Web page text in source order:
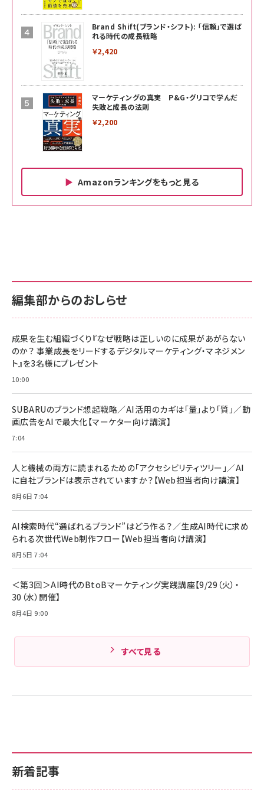
Brand Shift(ブランド・シフト): 「信頼」で選ば
れる時代の成長戦略
￥2,420
マーケティングの真実 P&G・グリコで学んだ
失敗と成長の法則
￥2,200
Amazonランキングをもっと見る
￥880
anan(アンアン)2026/06/24号 No.2500増刊
スペシャルエディション[王道エンタメの矜持／
￥1,100
anan(アンアン)2026/07/08号 No.2502[2026
￥880
ママ投資家が育休中に１億貯めた株式投資
組織の成果を最大化する ルールのデザイン
￥1,980
Amazonランキングをもっと見る
サポート正規品 メーカー保証5年 KLMEA128G
NIMASO ガラスフィルム iPhone 17 用 保護フィ
すい ガイド枠付き いPhone17 (6.3インチ) 対応
2枚セット DSP25F1698
￥1,599
￥6,980
全ワイヤレスイヤホン/アクティブノイズキャンセリ
技術基準適合】ブラック
￥5,990
ケーブル Anker絡まないケーブル 240W 結束バン
ド付き USB PD対応 シリコン素材採用 iPhone
17 / 16 / 15 / Galaxy iPad Pro MacBook
Pro/Air 各種対応 (1.8m ミッドナイトブラック)
￥1,890
サポート正規品 メーカー保証5年 KLMEA128G
Amazon eギフトカード - Amazonロゴ - クラ
￥5,000
Anker PowerLine III Flow USB-C & USB-C
Pro/Air 各種対応 (1.8m ミッドナイトブラック)
￥1,890
サッポロ 生ビール 黒ラベル 350ml 缶 24本 ビー
ル ケース買い【6/30応募〆切! 黒ラベルビヤセラー
￥4,857
新着記事
編集部からのおしらせ
成果を生む組織づくり『なぜ戦略は正しいのに成果があがらない
のか？ 事業成長をリードするデジタルマーケティング・マネジメン
ト』を3名様にプレゼント
10:00
SUBARUのブランド想起戦略／AI活用のカギは「量」より「質」／動
画広告をAIで最大化【マーケター向け講演】
7:04
人と機械の両方に読まれるための「アクセシビリティツリー」／AI
に自社ブランドは表示されていますか？【Web担当者向け講演】
8月6日 7:04
AI検索時代“選ばれるブランド”はどう作る？／生成AI時代に求め
られる次世代Web制作フロー【Web担当者向け講演】
8月5日 7:04
＜第3回＞AI時代のBtoBマーケティング実践講座【9/29（火）・
30（水）開催】
8月4日 9:00
すべて見る